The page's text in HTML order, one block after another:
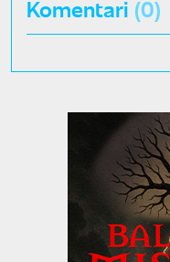
Komentari (0)